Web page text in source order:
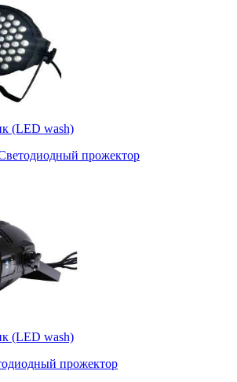
(LED wash)
прожектор
(LED wash)
прожектор